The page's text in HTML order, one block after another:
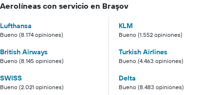
Aerolíneas con servicio en Braşov
Lufthansa
Bueno (8.174 opiniones)
KLM
Bueno (1.552 opiniones)
British Airways
Bueno (8.145 opiniones)
Turkish Airlines
Bueno (4.463 opiniones)
SWISS
Bueno (2.021 opiniones)
Delta
Bueno (8.483 opiniones)